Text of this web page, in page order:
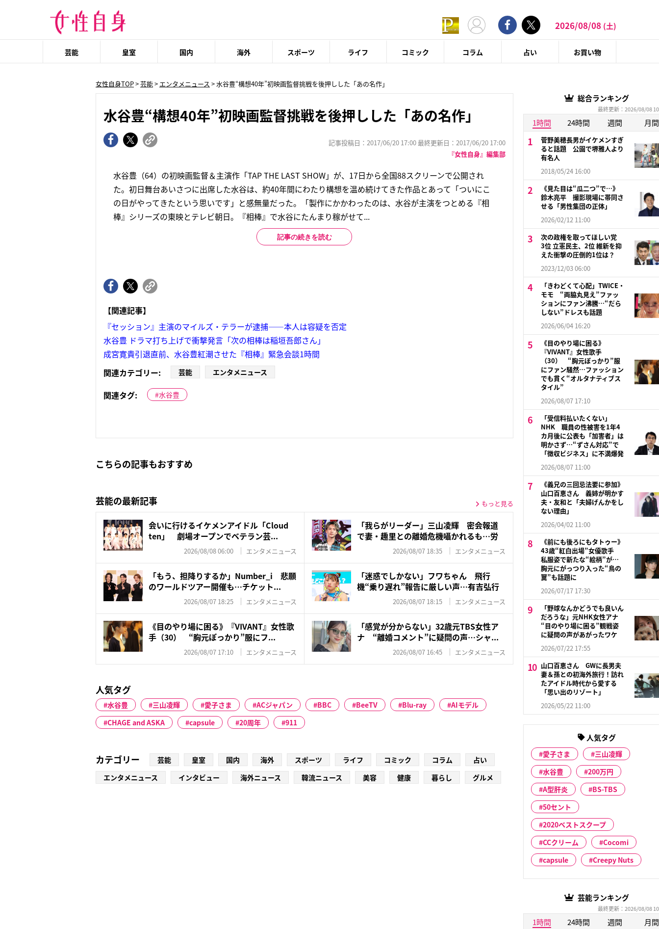
2026/08/08 (土)
芸能 皇室 国内 海外 スポーツ ライフ コミック コラム 占い お買い物
女性自身TOP>芸能> エンタメニュース > 水谷豊“構想40年”初映画監督挑戦を後押しした「あの名作」
水谷豊“構想40年”初映画監督挑戦を後押しした「あの名作」
記事投稿日：2017/06/20 17:00 最終更新日：2017/06/20 17:00
『女性自身』編集部
水谷豊（64）の初映画監督＆主演作「TAP THE LAST SHOW」が、17日から全国88スクリーンで公開され
た。初日舞台あいさつに出席した水谷は、約40年間にわたり構想を温め続けてきた作品とあって「ついにこ
の日がやってきたという思いです」と感無量だった。「製作にかかわったのは、水谷が主演をつとめる『相
棒』シリーズの東映とテレビ朝日。『相棒』で水谷にたんまり稼がせて...
記事の続きを読む
【関連記事】
『セッション』主演のマイルズ・テラーが逮捕――本人は容疑を否定
水谷豊 ドラマ打ち上げで衝撃発言「次の相棒は稲垣吾郎さん」
成宮寛貴引退直前、水谷豊紅潮させた『相棒』緊急会談1時間
関連カテゴリー:
芸能 エンタメニュース
関連タグ: 水谷豊
こちらの記事もおすすめ
芸能の最新記事 もっと見る
会いに行けるイケメンアイドル「Cloud
ten」 劇場オープンでベテラン芸...
2026/08/08 06:00 エンタメニュース
「我らがリーダー」三山凌輝 密会報道
で妻・趣里との離婚危機囁かれるも…労
2026/08/07 18:35 エンタメニュース
「もう、担降りするか」Number_i 悲願
のワールドツアー開催も…チケット...
2026/08/07 18:25 エンタメニュース
「迷惑でしかない」フワちゃん 飛行
機“乗り遅れ”報告に厳しい声…有吉弘行
2026/08/07 18:15 エンタメニュース
《目のやり場に困る》『VIVANT』女性歌
手（30） “胸元ぽっかり”服にフ...
2026/08/07 17:10 エンタメニュース
「感覚が分からない」32歳元TBS女性ア
ナ “離婚コメント”に疑問の声…シャ...
2026/08/07 16:45 エンタメニュース
人気タグ
水谷豊 三山凌輝 愛子さま ACジャパン BBC BeeTV Blu-ray
AIモデル
CHAGE and ASKA
capsule 20周年 911
カテゴリー 芸能 皇室 国内 海外 スポーツ ライフ コミック コラム
占い
エンタメニュース
インタビュー 海外ニュース 韓流ニュース 美容 健康 暮らし グルメ
総合ランキング
最終更新：2026/08/08
1時間 24時間 週間 月間
菅野美穂長男がイケメンすぎ
ると話題 公園で堺雅人より
有名人
2018/05/24 16:00
《見た目は“瓜二つ”で…》
鈴木亮平 撮影現場に帯同さ
せる「男性集団の正体」
2026/02/12 11:00
次の政権を取ってほしい党
3位 立憲民主、2位 維新を抑
えた衝撃の圧倒的1位は？
2023/12/03 06:00
「きわどくて心配」TWICE・
モモ “両脇丸見え”ファッ
ションにファン沸騰…“だら
しない”ドレスも話題
2026/06/04 16:20
《目のやり場に困る》
『VIVANT』女性歌手
（30） “胸元ぽっかり”服
にファン騒然…ファッション
でも貫く“オルタナティブス
タイル”
2026/08/07 17:10
「受信料払いたくない」
NHK 職員の性被害を1年4
カ月後に公表も「加害者」は
明かさず…“ずさん対応”で
「徴収ビジネス」に不満爆発
2026/08/07 11:00
《義兄の三回忌法要に参加》
山口百恵さん 義姉が明かす
夫・友和と「夫婦げんかをし
ない理由」
2026/04/02 11:00
《前にも後ろにもタトゥー》
43歳“紅白出場”女優歌手
私服姿で新たな“絵柄”が…
胸元にがっつり入った“鳥の
翼”も話題に
2026/07/17 17:30
「野球なんかどうでも良いん
だろうな」元NHK女性アナ
“目のやり場に困る”観戦姿
に疑問の声があがったワケ
2026/07/22 17:55
山口百恵さん GWに長男夫
妻＆孫との初海外旅行！訪れ
たアイドル時代から愛する
「思い出のリゾート」
2026/05/22 11:00
人気タグ
愛子さま
三山凌輝
水谷豊
200万円
A型肝炎
BS-TBS
50セント
2020ベストスクープ
CCクリーム
Cocomi
capsule
Creepy Nuts
芸能ランキング
最終更新：2026/08/08
1時間 24時間 週間 月間